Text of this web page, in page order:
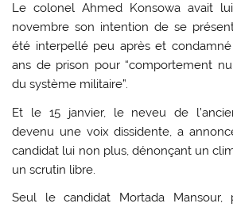
Le colonel Ahmed Konsowa avait
novembre son intention de se
été interpellé peu après et
ans de prison pour “comportement
du système militaire”.
Et le 15 janvier, le neveu de
devenu une voix dissidente, a
candidat lui non plus, dénonçant un
un scrutin libre.
Seul le candidat Mortada